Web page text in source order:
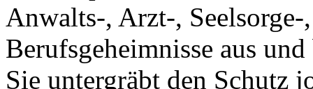
Anwalts-, Arzt-, Seelsorge-
Berufsgeheimnisse aus
Sie untergräbt den Schutz